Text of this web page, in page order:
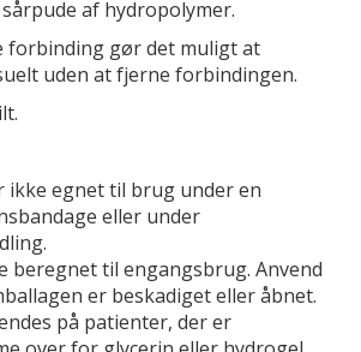
af hydropolymer.
forbinding gør det muligt at
uden at fjerne forbindingen.
ikke egnet til brug under en
eller under
beregnet til engangsbrug. Anvend
er beskadiget eller åbnet.
på patienter, der er